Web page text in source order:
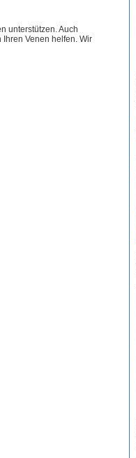
unterstützen. Auch
Venen helfen. Wir